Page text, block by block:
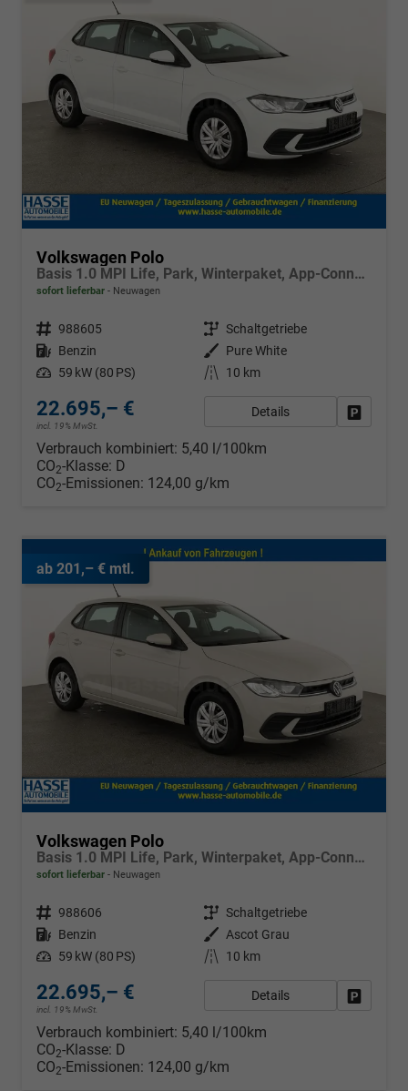
Volkswagen Polo
Basis 1.0 MPI Life, Park, Winterpaket, App-Connect, sofort
sofort lieferbar Neuwagen
Fahrzeugnr. 988605 Getriebe Schaltgetriebe
Kraftstoff Benzin Außenfarbe
Pure White
Leistung 59 kW (80 PS) Kilometerstand 10 km
22.695,– €
incl. 19% MwSt.
Details
Verbrauch kombiniert: 5,40 l/100km
CO2-Klasse: D
CO2-Emissionen: 124,00 g/km
ab 201,– € mtl.
Volkswagen Polo
Basis 1.0 MPI Life, Park, Winterpaket, App-Connect, sofort
sofort lieferbar Neuwagen
Fahrzeugnr. 988606 Getriebe Schaltgetriebe
Kraftstoff Benzin Außenfarbe
Ascot Grau
Leistung 59 kW (80 PS) Kilometerstand 10 km
22.695,– €
incl. 19% MwSt.
Details
Verbrauch kombiniert: 5,40 l/100km
CO2-Klasse: D
CO2-Emissionen: 124,00 g/km